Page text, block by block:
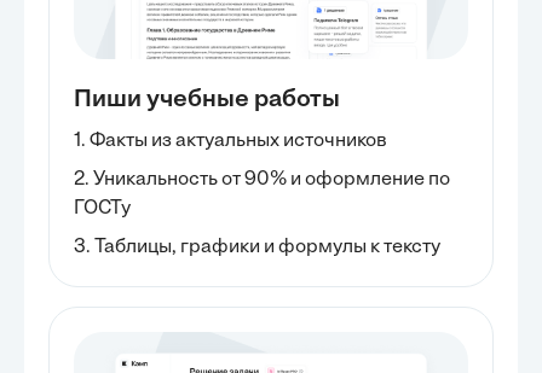
Пиши учебные работы
1. Факты из актуальных источников
2. Уникальность от 90% и оформление по
ГОСТу
3. Таблицы, графики и формулы к тексту